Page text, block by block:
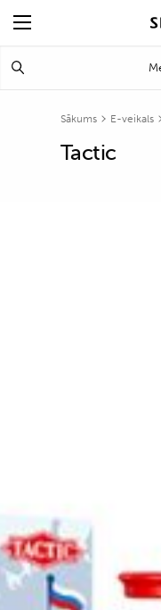
Sākums E-veikals
Tactic